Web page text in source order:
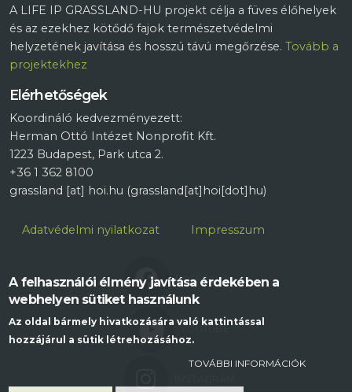
A LIFE IP GRASSLAND-HU projekt célja a füves élőhelyek
és az ezekhez kötődő fajok természetvédelmi
helyzetének javítása és hosszú távú megőrzése. Tovább a
projektekhez
Elérhetőségek
Koordináló kedvezményezett:
Herman Ottó Intézet Nonprofit Kft.
1223 Budapest, Park utca 2.
+36 1 362 8100
grassland [at] hoi.hu (grassland[at]hoi[dot]hu)
Lábléc
Adatvédelmi nyilatkozat Impresszum
FACEBOOK
YOUTUBE
A felhasználói élmény javítása érdekében a
webhelyen sütiket használunk
Az oldal bármely hivatkozására való kattintással
hozzájárul a sütik létrehozásához.
TOVÁBBI INFORMÁCIÓK